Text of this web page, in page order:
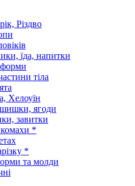
Різдво
їда, напитки
тіла
Хелоуїн
ягоди
завитки
*
*
та молди